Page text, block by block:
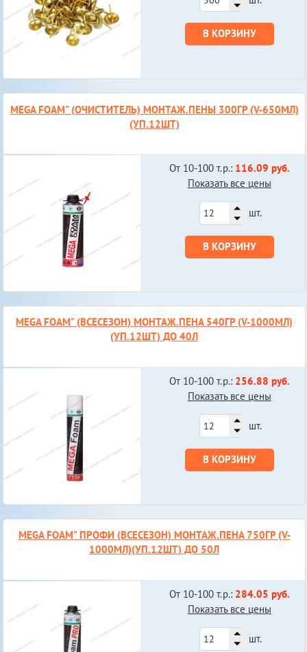
В КОРЗИНУ
МEGA FOAM" (ОЧИСТИТЕЛЬ) МОНТАЖ.ПЕНЫ 300ГР (V-650МЛ)
(УП.12ШТ)
От 10-100 т.р.: 116.09 руб.
Показать все цены
шт.
В КОРЗИНУ
МEGA FOAM" (ВСЕСЕЗОН) МОНТАЖ.ПЕНА 540ГР (V-1000МЛ)
(УП.12ШТ) ДО 40Л
От 10-100 т.р.: 256.88 руб.
Показать все цены
шт.
В КОРЗИНУ
МEGA FOAM" ПРОФИ (ВСЕСЕЗОН) МОНТАЖ.ПЕНА 750ГР (V-
1000МЛ)(УП.12ШТ) ДО 50Л
От 10-100 т.р.: 284.05 руб.
Показать все цены
шт.